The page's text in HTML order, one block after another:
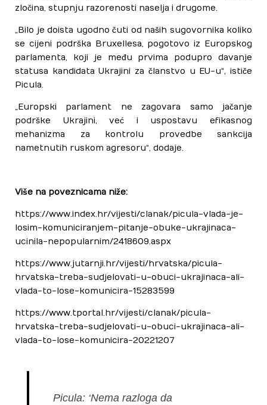
zločina, stupnju razorenosti naselja i drugome.
„Bilo je doista ugodno čuti od naših sugovornika koliko
se cijeni podrška Bruxellesa, pogotovo iz Europskog
parlamenta, koji je među prvima podupro davanje
statusa kandidata Ukrajini za članstvo u EU-u“, ističe
Picula.
„Europski parlament ne zagovara samo jačanje
podrške Ukrajini, već i uspostavu efikasnog
mehanizma za kontrolu provedbe sankcija
nametnutih ruskom agresoru“, dodaje.
Više na poveznicama niže:
https://www.index.hr/vijesti/clanak/picula-vlada-je-
losim-komuniciranjem-pitanje-obuke-ukrajinaca-
ucinila-nepopularnim/2418609.aspx
https://www.jutarnji.hr/vijesti/hrvatska/picula-
hrvatska-treba-sudjelovati-u-obuci-ukrajinaca-ali-
vlada-to-lose-komunicira-15283599
https://www.tportal.hr/vijesti/clanak/picula-
hrvatska-treba-sudjelovati-u-obuci-ukrajinaca-ali-
vlada-to-lose-komunicira-20221207
Picula: ‘Nema razloga da